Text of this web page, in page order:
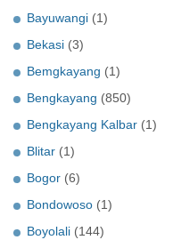
Bayuwangi (1)
Bekasi (3)
Bemgkayang (1)
Bengkayang (850)
Bengkayang Kalbar (1)
Blitar (1)
Bogor (6)
Bondowoso (1)
Boyolali (144)